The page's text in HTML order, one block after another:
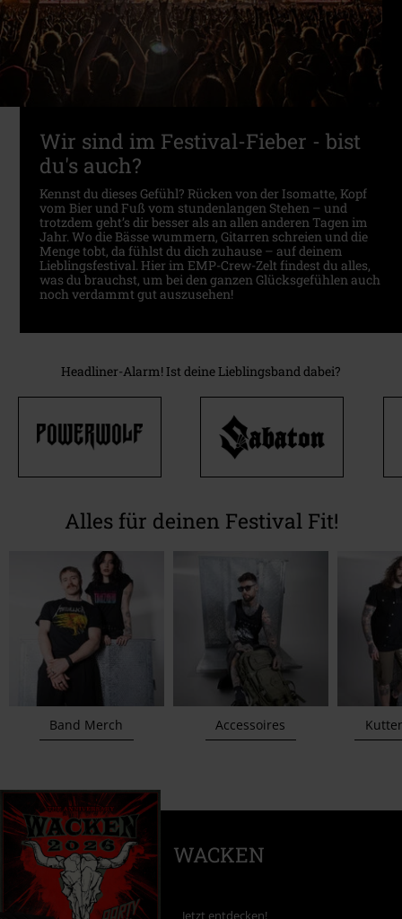
Wir sind im Festival-Fieber - bist
du's auch?
Kennst du dieses Gefühl? Rücken von der Isomatte, Kopf
vom Bier und Fuß vom stundenlangen Stehen – und
trotzdem geht’s dir besser als an allen anderen Tagen im
Jahr. Wo die Bässe wummern, Gitarren schreien und die
Menge tobt, da fühlst du dich zuhause – auf deinem
Lieblingsfestival. Hier im EMP-Crew-Zelt findest du alles,
was du brauchst, um bei den ganzen Glücksgefühlen auch
noch verdammt gut auszusehen!
Headliner-Alarm! Ist deine Lieblingsband dabei?
Alles für deinen Festival Fit!
Band Merch Accessoires
WACKEN
Jetzt entdecken!